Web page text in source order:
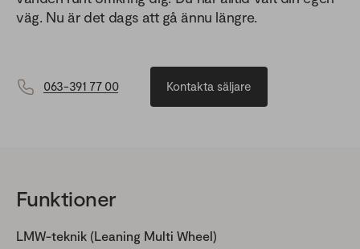
väg. Nu är det dags att gå ännu längre.
063-391 77 00 Kontakta säljare
Funktioner
LMW-teknik (Leaning Multi Wheel)